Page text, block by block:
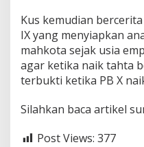
Kus kemudian
IX yang menyiapkan
mahkota sejak usia
agar ketika naik tahta
terbukti ketika PB X
Silahkan baca artikel
Post Views: 377